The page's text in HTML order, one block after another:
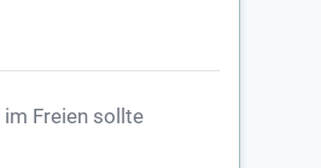
Freien sollte